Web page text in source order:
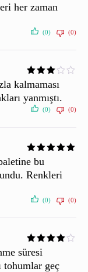
her zaman
(0) (0)
kalmaması
yanmıştı.
(0) (0)
bu
Renkleri
(0) (0)
süresi
tohumlar geç